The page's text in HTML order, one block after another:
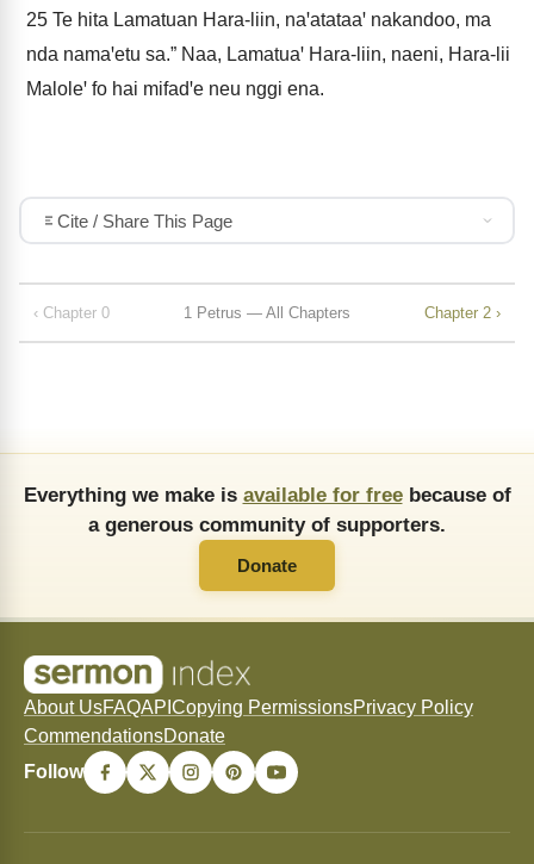
25 Te hita Lamatuan Hara-liin, naꞌatataaꞌ nakandoo, ma
nda namaꞌetu sa.” Naa, Lamatuaꞌ Hara-liin, naeni, Hara-lii
Maloleꞌ fo hai mifadꞌe neu nggi ena.
Cite / Share This Page
‹ Chapter 0 1 Petrus — All Chapters Chapter 2 ›
Everything we make is available for freebecause of
a generous community of supporters.
Donate
About UsFAQAPI Copying PermissionsPrivacy Policy
CommendationsDonate
Follow